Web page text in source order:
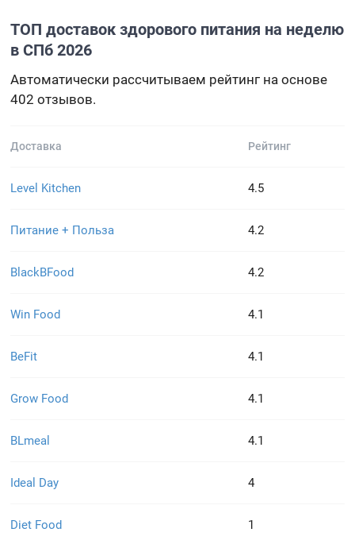
ТОП доставок здорового питания на неделю
в СПб 2026
Автоматически рассчитываем рейтинг на основе
402 отзывов.
Доставка Рейтинг
Level Kitchen 4.5
Питание + Польза 4.2
BlackBFood 4.2
Win Food 4.1
BeFit 4.1
Grow Food 4.1
BLmeal 4.1
Ideal Day 4
Diet Food 1